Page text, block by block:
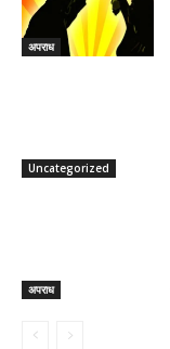
अपराध
Uncategorized
अपराध